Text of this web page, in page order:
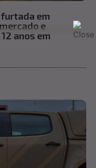
em
e
anos em